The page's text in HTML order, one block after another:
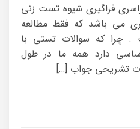
فراگیری شیوه تست زنی
می باشد که فقط مطالعه
. چرا که سوالات تستی با
دارد همه ما در طول
تشریحی جواب […]